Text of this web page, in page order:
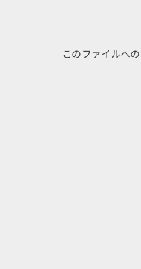
このファイルへ